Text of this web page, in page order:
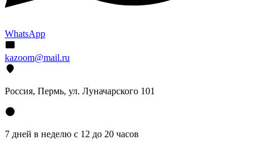
WhatsApp
kazoom@mail.ru
Россия, Пермь, ул. Луначарского 101
7 дней в неделю с 12 до 20 часов